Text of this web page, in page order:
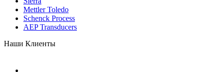
Mettler Toledo
Schenck Process
AEP Transducers
Наши Клиенты